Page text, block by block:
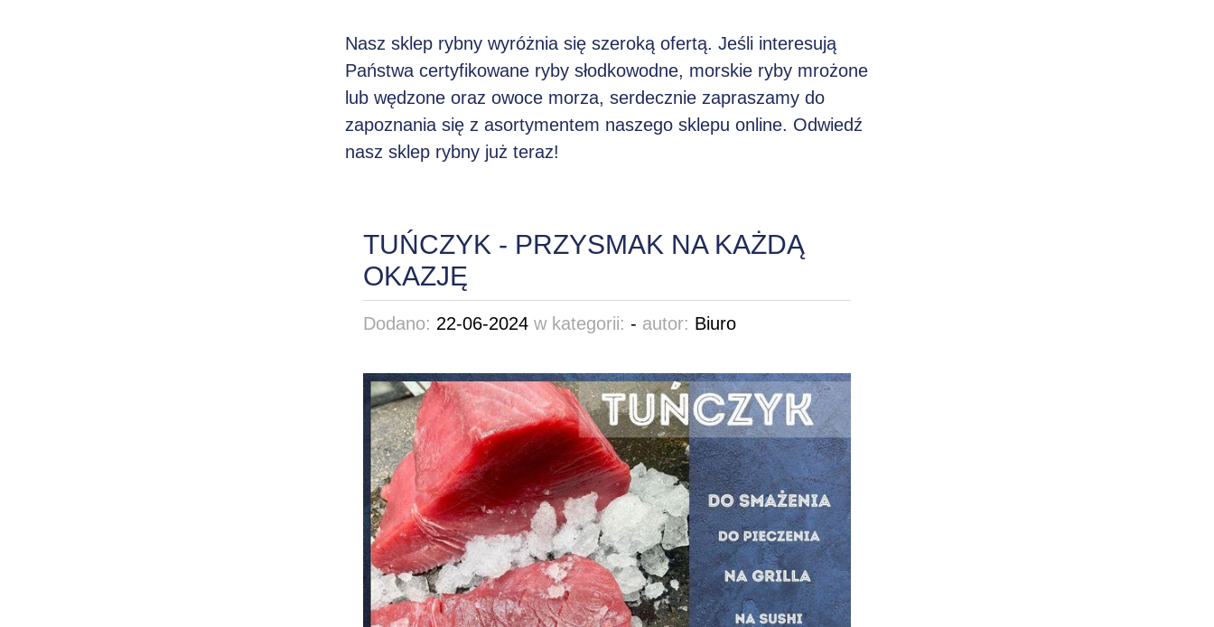
Nasz sklep rybny wyróżnia się szeroką ofertą. Jeśli interesują
Państwa certyfikowane ryby słodkowodne, morskie ryby mrożone
lub wędzone oraz owoce morza, serdecznie zapraszamy do
zapoznania się z asortymentem naszego sklepu online. Odwiedź
nasz sklep rybny już teraz!
TUŃCZYK - PRZYSMAK NA KAŻDĄ
OKAZJĘ
Dodano: 22-06-2024 w kategorii: - autor: Biuro